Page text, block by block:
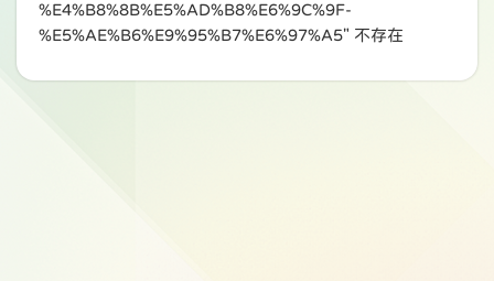
%E4%B8%8B%E5%AD%B8%E6%9C%9F-
%E5%AE%B6%E9%95%B7%E6%97%A5" 不存在